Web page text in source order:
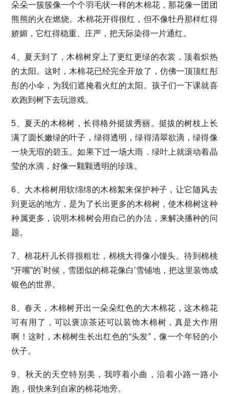
朵朵一簇簇像一个个羽毛状一样的木棉花，那花像一团团
熊熊的火在燃烧。木棉花开得很红，但不像牡丹那样红得
娇媚，它红得稳重、庄严，把天际染得一片通红。
4、夏天到了，木棉树穿上了更红更绿的衣裳，顶着炽热
的太阳。这时，木棉花已经完全开放了，仿佛一顶顶红彤
彤的小伞，为我们遮掩着火红的太阳。孩子们一下课就喜
欢跑到树下去玩游戏。
5、夏天的木棉树，长得格外挺拔秀丽。挺拔的树枝上长
满了圆长嫩绿的叶子，绿得透明，绿得清翠欲滴，绿得像
一块无瑕的碧玉。如果下过一场大雨．绿叶上就滚动着晶
莹的水滴，好像一颗颗透明的珍珠。
6、大木棉树用软绵绵的木棉絮来保护种子，让它随风去
到更远的地方，是为了长出更多的木棉树，使木棉树这种
种属更多，说明木棉树会用自己的办法，来解决播种的问
题。
7、棉花杆儿长得很粗壮，棉桃大得像小馒头。待到棉桃
“开嘴”的`时候，雪团似的棉花像白’雪铺地，把这里装饰成
银色的世界。
8、春天，木棉树开出一朵朵红色的大木棉花，这木棉花
可有用了，可以褒凉茶还可以装饰木棉树，真是大作用
啊！这时，木棉树生长出红色的“头发”，像一个年轻的小
伙子。
9、秋天的天空特别美，我哼着小曲，沿着小路一路小
跑，很快来到自家的棉花地旁。